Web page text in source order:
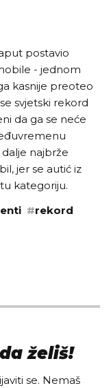
postavio
- jednom
kasnije preoteo
svjetski rekord
da ga se neće
najbrže
jer se autić iz
kategoriju.
#rekord
želiš!
se. Nemaš